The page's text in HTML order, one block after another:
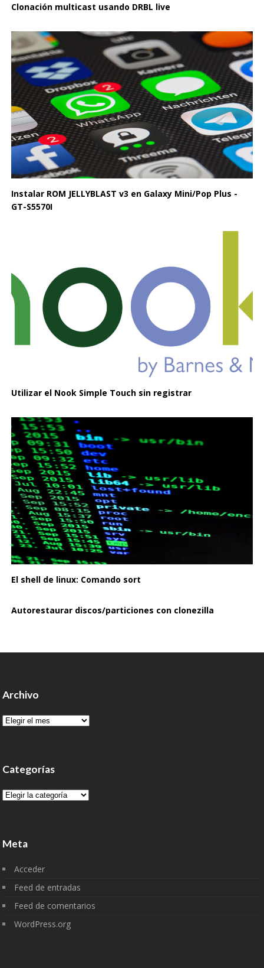
Clonación multicast usando DRBL live
Instalar ROM JELLYBLAST v3 en Galaxy Mini/Pop Plus -
GT-S5570I
Utilizar el Nook Simple Touch sin registrar
El shell de linux: Comando sort
Autorestaurar discos/particiones con clonezilla
Archivo
Archivo
Categorías
Categorías
Meta
Acceder
Feed de entradas
Feed de comentarios
WordPress.org